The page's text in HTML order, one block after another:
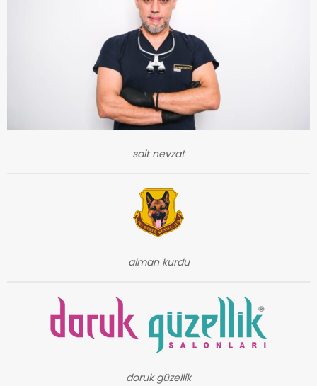
sait nevzat
alman kurdu
doruk güzellik